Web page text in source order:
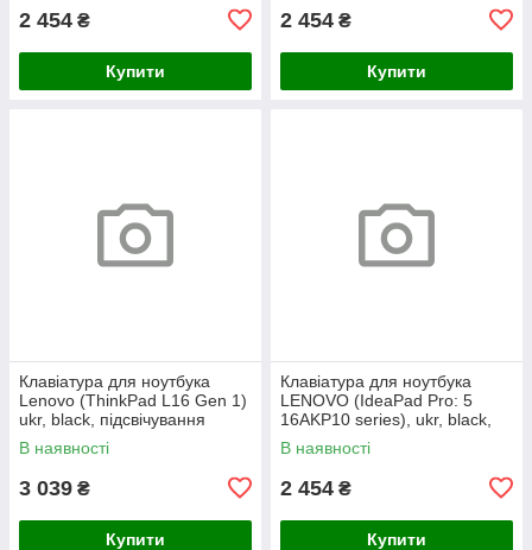
2 454 ₴
Купити
2 454 ₴
Купити
Клавіатура для ноутбука
Lenovo (ThinkPad L16 Gen 1)
ukr, black, підсвічування
клавіш (copilot)
В наявності
3 039 ₴
Купити
Клавіатура для ноутбука
LENOVO (IdeaPad Pro: 5
16AKP10 series), ukr, black,
без кадру, підсвічування
клавіш
В наявності
2 454 ₴
Купити